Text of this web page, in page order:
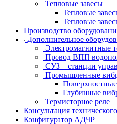
Тепловые завесы
Тепловые
Тепловые
Производство
Дополнительное
Электромагнитные
Провод ВПП
СУЗ – станции
Промышленные
Глубинные
Термисторное реле
Консультация
Конфигуратор АДЧР